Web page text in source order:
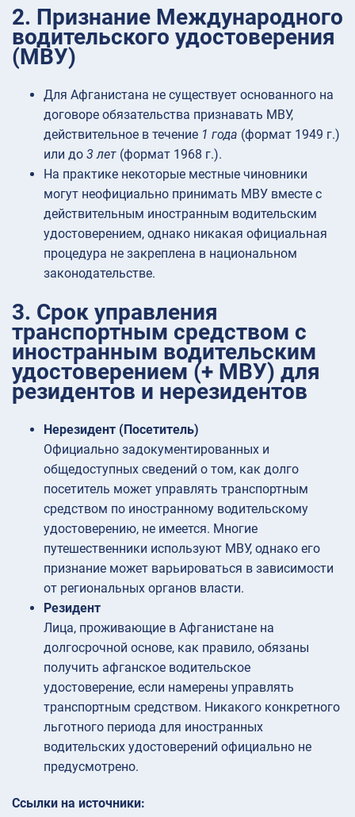
2. Признание Международного
водительского удостоверения
(МВУ)
Для Афганистана не существует основанного на
договоре обязательства признавать МВУ,
действительное в течение 1 года (формат 1949 г.)
или до 3 лет (формат 1968 г.).
На практике некоторые местные чиновники
могут неофициально принимать МВУ вместе с
действительным иностранным водительским
удостоверением, однако никакая официальная
процедура не закреплена в национальном
законодательстве.
3. Срок управления
транспортным средством с
иностранным водительским
удостоверением (+ МВУ) для
резидентов и нерезидентов
Нерезидент (Посетитель)
Официально задокументированных и
общедоступных сведений о том, как долго
посетитель может управлять транспортным
средством по иностранному водительскому
удостоверению, не имеется. Многие
путешественники используют МВУ, однако его
признание может варьироваться в зависимости
от региональных органов власти.
Резидент
Лица, проживающие в Афганистане на
долгосрочной основе, как правило, обязаны
получить афганское водительское
удостоверение, если намерены управлять
транспортным средством. Никакого конкретного
льготного периода для иностранных
водительских удостоверений официально не
предусмотрено.
Ссылки на источники: